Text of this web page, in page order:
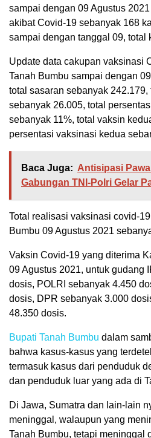
sampai dengan 09 Agustus
akibat Covid-19 sebanyak 168
sampai dengan tanggal 09, total
Update data cakupan vaksinasi
Tanah Bumbu sampai dengan
total sasaran sebanyak 242.179,
sebanyak 26.005, total
sebanyak 11%, total vaksin
persentasi vaksinasi kedua
Baca Juga: Antisipasi
Gabungan TNI-Polri Gelar
Total realisasi vaksinasi covid-
Bumbu 09 Agustus 2021
Vaksin Covid-19 yang diterima
09 Agustus 2021, untuk gudang
dosis, POLRI sebanyak 4.450
dosis, DPR sebanyak 3.000
48.350 dosis.
Bupati Tanah Bumbu dalam
bahwa kasus-kasus yang
termasuk kasus dari penduduk
dan penduduk luar yang ada di
Di Jawa, Sumatra dan lain-lain
meninggal, walaupun yang
Tanah Bumbu, tetapi meninggal